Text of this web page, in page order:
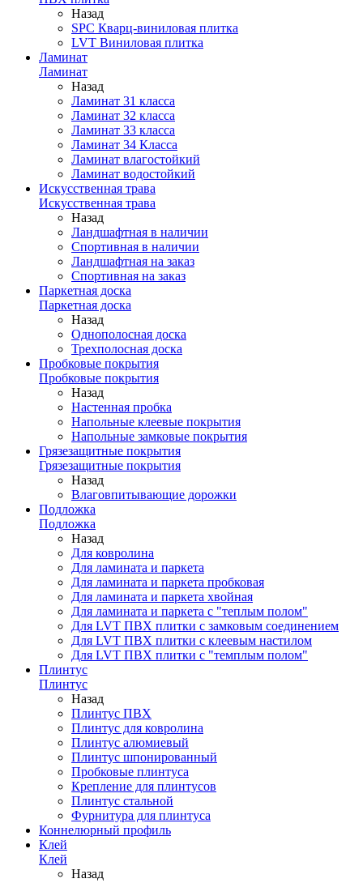
Назад
SPC Кварц-виниловая плитка
LVT Виниловая плитка
Ламинат
Ламинат
Назад
Ламинат 31 класса
Ламинат 32 класса
Ламинат 33 класса
Ламинат 34 Класса
Ламинат влагостойкий
Ламинат водостойкий
Искусственная трава
Искусственная трава
Назад
Ландшафтная в наличии
Спортивная в наличии
Ландшафтная на заказ
Спортивная на заказ
Паркетная доска
Паркетная доска
Назад
Однополосная доска
Трехполосная доска
Пробковые покрытия
Пробковые покрытия
Назад
Настенная пробка
Напольные клеевые покрытия
Напольные замковые покрытия
Грязезащитные покрытия
Грязезащитные покрытия
Назад
Влаговпитывающие дорожки
Подложка
Подложка
Назад
Для ковролина
Для ламината и паркета
Для ламината и паркета пробковая
Для ламината и паркета хвойная
Для ламината и паркета с "теплым полом"
Для LVT ПВХ плитки с замковым соединением
Для LVT ПВХ плитки с клеевым настилом
Для LVT ПВХ плитки с "темплым полом"
Плинтус
Плинтус
Назад
Плинтус ПВХ
Плинтус для ковролина
Плинтус алюмиевый
Плинтус шпонированный
Пробковые плинтуса
Крепление для плинтусов
Плинтус стальной
Фурнитура для плинтуса
Коннелюрный профиль
Клей
Клей
Назад